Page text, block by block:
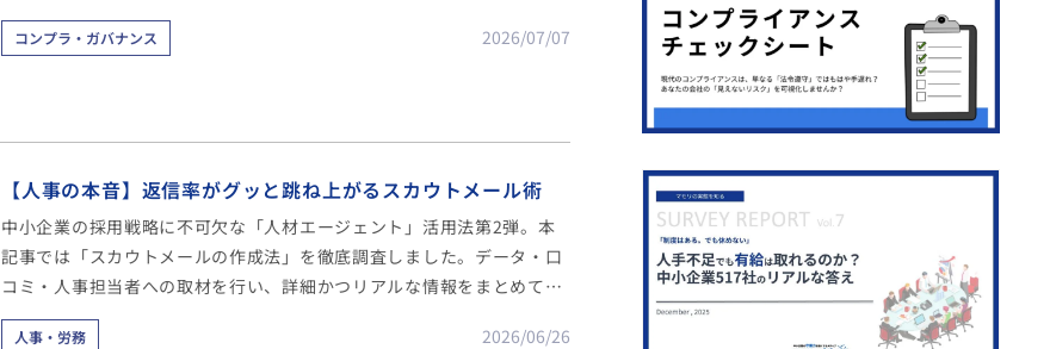
効果」などを把握するべく、1000社に対して業務におけるAI利用の実態
に関する様々なアンケートを実施しました。
コンプラ・ガバナンス 2026/07/07
【人事の本音】返信率がグッと跳ね上がるスカウトメール術
中小企業の採用戦略に不可欠な「人材エージェント」活用法第2弾。本
記事では「スカウトメールの作成法」を徹底調査しました。データ・口
コミ・人事担当者への取材を行い、詳細かつリアルな情報をまとめてい
ます。
人事・労務 2026/06/26